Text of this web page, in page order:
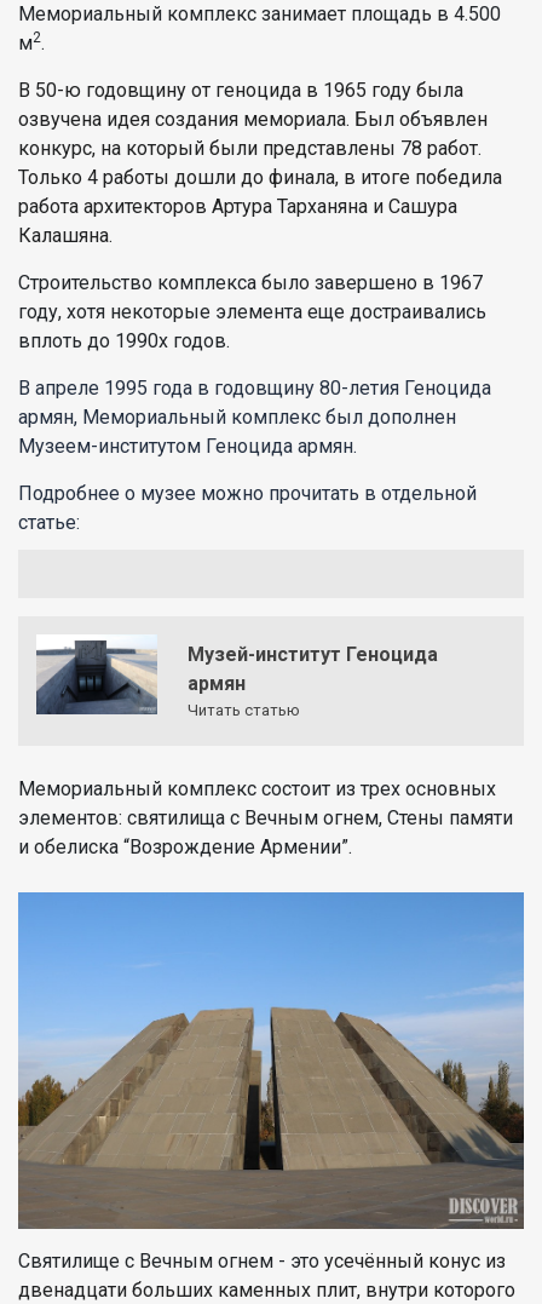
Мемориальный комплекс занимает площадь в 4.500
м2.
В 50-ю годовщину от геноцида в 1965 году была
озвучена идея создания мемориала. Был объявлен
конкурс, на который были представлены 78 работ.
Только 4 работы дошли до финала, в итоге победила
работа архитекторов Артура Тарханяна и Сашура
Калашяна.
Строительство комплекса было завершено в 1967
году, хотя некоторые элемента еще достраивались
вплоть до 1990х годов.
В апреле 1995 года в годовщину 80-летия Геноцида
армян, Мемориальный комплекс был дополнен
Музеем-институтом Геноцида армян.
Подробнее о музее можно прочитать в отдельной
статье:
Музей-институт Геноцида
армян
Читать статью
Мемориальный комплекс состоит из трех основных
элементов: святилища с Вечным огнем, Стены памяти
и обелиска “Возрождение Армении”.
Святилище с Вечным огнем - это усечённый конус из
двенадцати больших каменных плит, внутри которого